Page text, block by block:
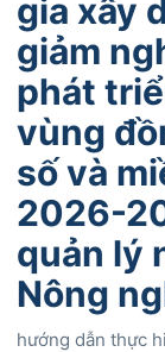
gia xây
giảm
phát
vùng
số và
2026-
quản lý
Nông
hướng dẫn thực